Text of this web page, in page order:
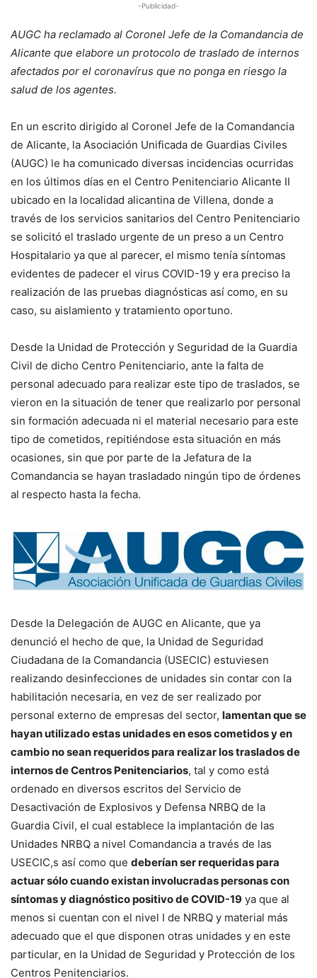
-Publicidad-
AUGC ha reclamado al Coronel Jefe de la Comandancia de
Alicante que elabore un protocolo de traslado de internos
afectados por el coronavírus que no ponga en riesgo la
salud de los agentes.
En un escrito dirigido al Coronel Jefe de la Comandancia
de Alicante, la Asociación Unificada de Guardias Civiles
(AUGC) le ha comunicado diversas incidencias ocurridas
en los últimos días en el Centro Penitenciario Alicante II
ubicado en la localidad alicantina de Villena, donde a
través de los servicios sanitarios del Centro Penitenciario
se solicitó el traslado urgente de un preso a un Centro
Hospitalario ya que al parecer, el mismo tenía síntomas
evidentes de padecer el virus COVID-19 y era preciso la
realización de las pruebas diagnósticas así como, en su
caso, su aislamiento y tratamiento oportuno.
Desde la Unidad de Protección y Seguridad de la Guardia
Civil de dicho Centro Penitenciario, ante la falta de
personal adecuado para realizar este tipo de traslados, se
vieron en la situación de tener que realizarlo por personal
sin formación adecuada ni el material necesario para este
tipo de cometidos, repitiéndose esta situación en más
ocasiones, sin que por parte de la Jefatura de la
Comandancia se hayan trasladado ningún tipo de órdenes
al respecto hasta la fecha.
Desde la Delegación de AUGC en Alicante, que ya
denunció el hecho de que, la Unidad de Seguridad
Ciudadana de la Comandancia (USECIC) estuviesen
realizando desinfecciones de unidades sin contar con la
habilitación necesaria, en vez de ser realizado por
personal externo de empresas del sector, lamentan que se
hayan utilizado estas unidades en esos cometidos y en
cambio no sean requeridos para realizar los traslados de
internos de Centros Penitenciarios, tal y como está
ordenado en diversos escritos del Servicio de
Desactivación de Explosivos y Defensa NRBQ de la
Guardia Civil, el cual establece la implantación de las
Unidades NRBQ a nivel Comandancia a través de las
USECIC,s así como que deberían ser requeridas para
actuar sólo cuando existan involucradas personas con
síntomas y diagnóstico positivo de COVID-19 ya que al
menos si cuentan con el nivel I de NRBQ y material más
adecuado que el que disponen otras unidades y en este
particular, en la Unidad de Seguridad y Protección de los
Centros Penitenciarios.